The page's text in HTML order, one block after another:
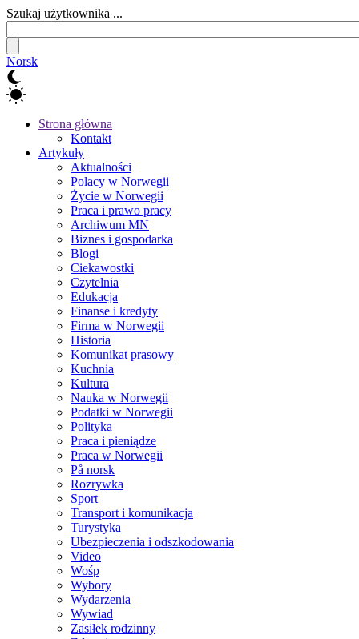
Szukaj użytkownika ...
Norsk
Strona główna
Kontakt
Artykuły
Aktualności
Polacy w Norwegii
Życie w Norwegii
Praca i prawo pracy
Archiwum MN
Biznes i gospodarka
Blogi
Ciekawostki
Czytelnia
Edukacja
Finanse i kredyty
Firma w Norwegii
Historia
Komunikat prasowy
Kuchnia
Kultura
Nauka w Norwegii
Podatki w Norwegii
Polityka
Praca i pieniądze
Praca w Norwegii
På norsk
Rozrywka
Sport
Transport i komunikacja
Turystyka
Ubezpieczenia i odszkodowania
Video
Wośp
Wybory
Wydarzenia
Wywiad
Zasiłek rodzinny